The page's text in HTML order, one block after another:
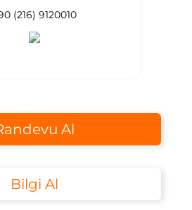
(216) 9120010
Al
Bilgi Al